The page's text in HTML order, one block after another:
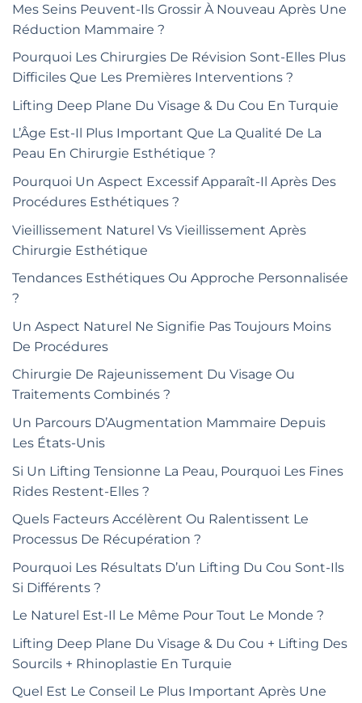
Mes Seins Peuvent-Ils Grossir À Nouveau Après Une
Réduction Mammaire ?
Pourquoi Les Chirurgies De Révision Sont-Elles Plus
Difficiles Que Les Premières Interventions ?
Lifting Deep Plane Du Visage & Du Cou En Turquie
L’Âge Est-Il Plus Important Que La Qualité De La
Peau En Chirurgie Esthétique ?
Pourquoi Un Aspect Excessif Apparaît-Il Après Des
Procédures Esthétiques ?
Vieillissement Naturel Vs Vieillissement Après
Chirurgie Esthétique
Tendances Esthétiques Ou Approche Personnalisée
?
Un Aspect Naturel Ne Signifie Pas Toujours Moins
De Procédures
Chirurgie De Rajeunissement Du Visage Ou
Traitements Combinés ?
Un Parcours D’Augmentation Mammaire Depuis
Les États-Unis
Si Un Lifting Tensionne La Peau, Pourquoi Les Fines
Rides Restent-Elles ?
Quels Facteurs Accélèrent Ou Ralentissent Le
Processus De Récupération ?
Pourquoi Les Résultats D’un Lifting Du Cou Sont-Ils
Si Différents ?
Le Naturel Est-Il Le Même Pour Tout Le Monde ?
Lifting Deep Plane Du Visage & Du Cou + Lifting Des
Sourcils + Rhinoplastie En Turquie
Quel Est Le Conseil Le Plus Important Après Une